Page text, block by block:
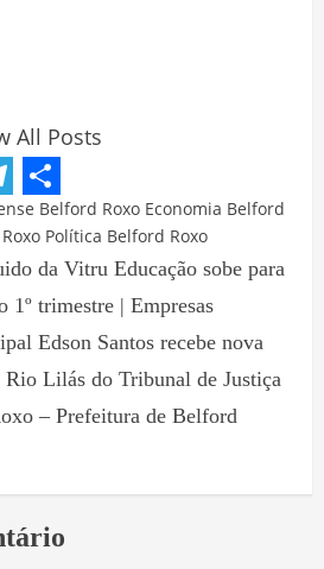
All Posts
Share
Belford Roxo Economia Belford
Política Belford Roxo
da Vitru Educação sobe para
1º trimestre | Empresas
Edson Santos recebe nova
Rio Lilás do Tribunal de Justiça
– Prefeitura de Belford